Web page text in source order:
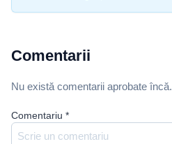
Comentarii
Nu există comentarii aprobate încă.
Comentariu *